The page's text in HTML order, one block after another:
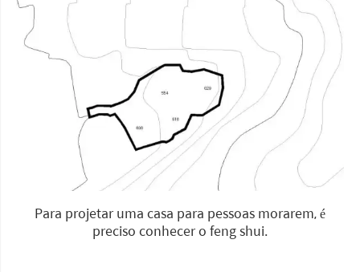
Para projetar uma casa para pessoas morarem, é
preciso conhecer o feng shui.